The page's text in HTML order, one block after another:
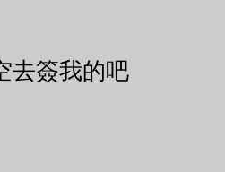
去簽我的吧